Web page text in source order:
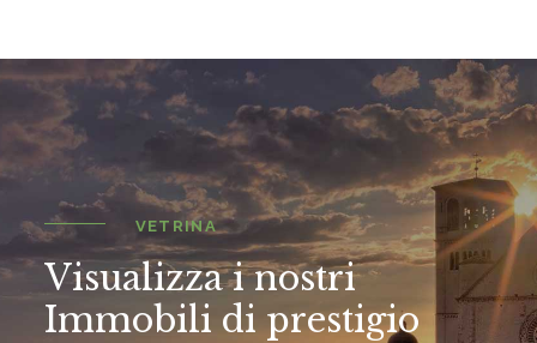
VETRINA
Visualizza i nostri
Immobili di prestigio